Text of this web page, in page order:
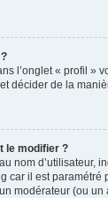
l’onglet « profil »
décider de la
le modifier ?
nom d’utilisateur,
car il est
modérateur (ou